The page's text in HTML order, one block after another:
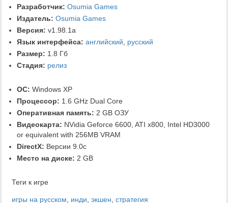
Разработчик: Osumia Games
Издатель: Osumia Games
Версия: v1.98.1a
Язык интерфейса: английский, русский
Размер: 1.8 Гб
Стадия: релиз
ОС: Windows XP
Процессор: 1.6 GHz Dual Core
Оперативная память: 2 GB ОЗУ
Видеокарта: NVidia Geforce 6600, ATI x800, Intel HD3000
or equivalent with 256MB VRAM
DirectX: Версии 9.0c
Место на диске: 2 GB
Теги к игре
игры на русском, инди, экшен, стратегия